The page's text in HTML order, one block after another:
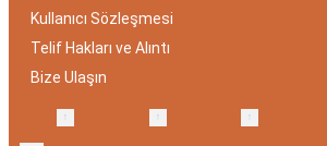
Kullanıcı Sözleşmesi
Telif Hakları ve Alıntı
Bize Ulaşın